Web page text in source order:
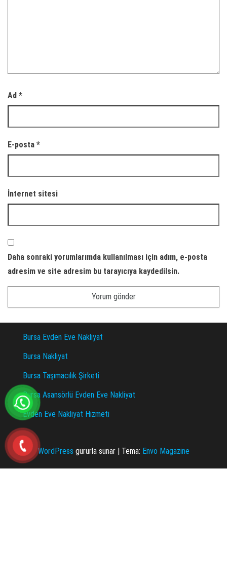
Ad *
E-posta *
İnternet sitesi
Daha sonraki yorumlarımda kullanılması için adım, e-posta
adresim ve site adresim bu tarayıcıya kaydedilsin.
Bursa Evden Eve Nakliyat
Bursa Nakliyat
Bursa Taşımacılık Şirketi
Bursa Asansörlü Evden Eve Nakliyat
Evden Eve Nakliyat Hizmeti
WordPress gururla sunar | Tema: Envo Magazine